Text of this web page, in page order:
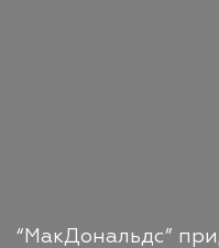
“МакДональдс”